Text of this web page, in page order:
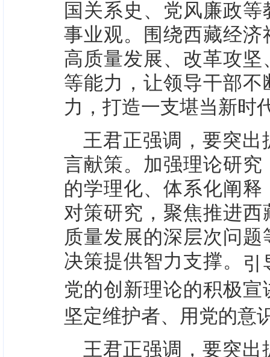
国关系史、党风廉政
事业观。围绕西藏经
高质量发展、改革攻
等能力，让领导干部
力，打造一支堪当新时
王君正强调，要突
言献策。加强理论研
的学理化、体系化阐
对策研究，聚焦推进
质量发展的深层次问
决策提供智力支撑。 引
党的创新理论的积极
坚定维护者、用党的意
王君正强调，要突